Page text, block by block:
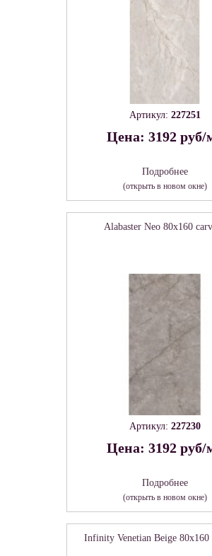
Артикул: 227251
Цена: 3192 руб/
Подробнее
(открыть в новом окне)
Alabaster Neo 80х160
Артикул: 227230
Цена: 3192 руб/
Подробнее
(открыть в новом окне)
Infinity Venetian Beige 80х160